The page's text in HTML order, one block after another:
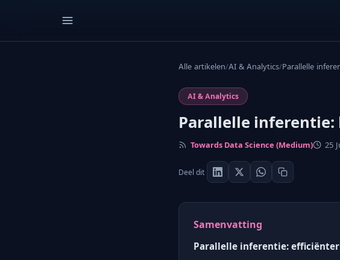
Alle artikelen/AI & Analytics/Parallelle
AI & Analytics
Parallelle inferentie:
Towards Data Science (Medium) 25
Deel dit
Samenvatting
Parallelle inferentie: efficiënter